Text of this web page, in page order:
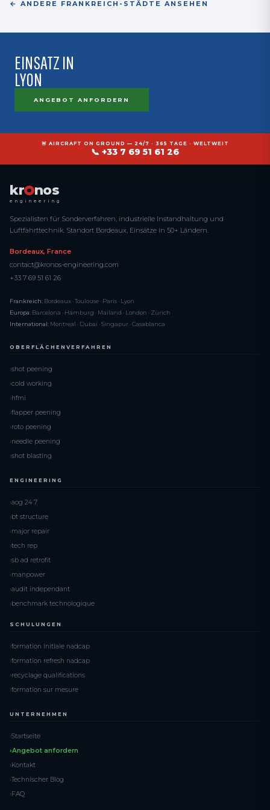
← ANDERE FRANKREICH-STÄDTE ANSEHEN
EINSATZ IN
LYON
ANGEBOT ANFORDERN
🚨 AIRCRAFT ON GROUND — 24/7 · 365 TAGE · WELTWEIT
📞 +33 7 69 51 61 26
kr nos
engineering
Spezialisten für Sonderverfahren, industrielle Instandhaltung und
Luftfahrttechnik. Standort Bordeaux, Einsätze in 50+ Ländern.
Bordeaux, France
contact@kronos-engineering.com
+33 7 69 51 61 26
Frankreich: Bordeaux · Toulouse · Paris · Lyon
Europa: Barcelona · Hamburg · Mailand · London · Zürich
International: Montreal · Dubai · Singapur · Casablanca
OBERFLÄCHENVERFAHREN
shot peening
cold working
hfmi
flapper peening
roto peening
needle peening
shot blasting
ENGINEERING
aog 24 7
bt structure
major repair
tech rep
sb ad retrofit
manpower
audit independant
benchmark technologique
SCHULUNGEN
formation initiale nadcap
formation refresh nadcap
recyclage qualifications
formation sur mesure
UNTERNEHMEN
Startseite
Angebot anfordern
Kontakt
Technischer Blog
FAQ